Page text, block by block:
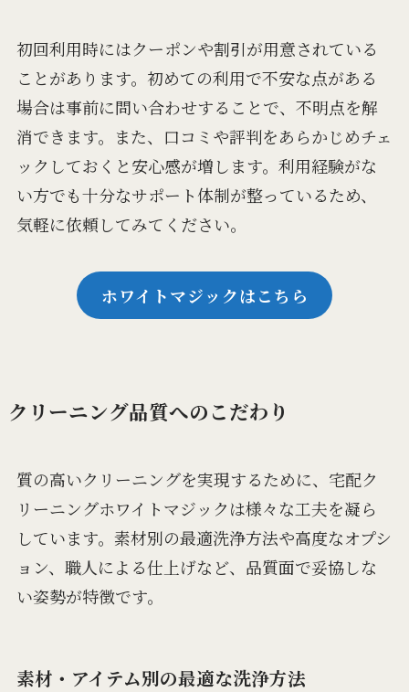
初回利用時にはクーポンや割引が用意されている
ことがあります。初めての利用で不安な点がある
場合は事前に問い合わせすることで、不明点を解
消できます。また、口コミや評判をあらかじめチェ
ックしておくと安心感が増します。利用経験がな
い方でも十分なサポート体制が整っているため、
気軽に依頼してみてください。
ホワイトマジックはこちら
クリーニング品質へのこだわり
質の高いクリーニングを実現するために、宅配ク
リーニングホワイトマジックは様々な工夫を凝ら
しています。素材別の最適洗浄方法や高度なオプシ
ョン、職人による仕上げなど、品質面で妥協しな
い姿勢が特徴です。
素材・アイテム別の最適な洗浄方法